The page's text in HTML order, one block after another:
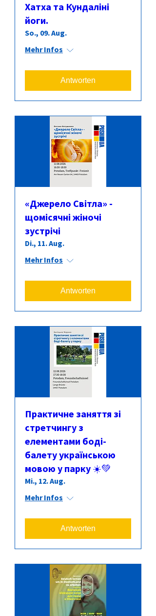
Хатха та Кундаліні
йоги.
So., 09. Aug.
Mehr Infos
Antworten
«Джерело Світла» -
щомісячні жіночі
зустрічі
Di., 11. Aug.
Mehr Infos
Antworten
Практичне заняття зі
стретчингу з
елементами боді-
балету українською
мовою у парку ☀️💚
Mi., 12. Aug.
Mehr Infos
Antworten